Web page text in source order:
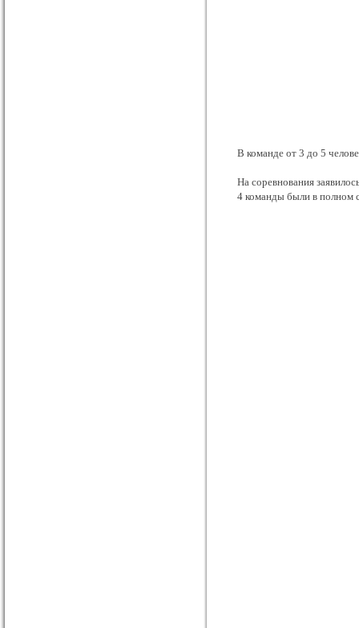
В команде от 3 до 5
На соревнования
4 команды были в полном